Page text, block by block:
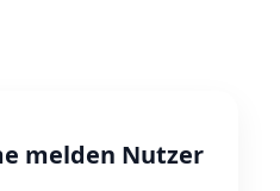
melden Nutzer